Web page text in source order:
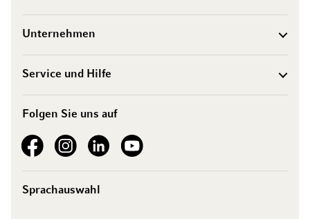
Unternehmen
Service und Hilfe
Folgen Sie uns auf
See our FacebookSee our Instagram account
See our LinkedInSee our YouTube channel
Sprachauswahl